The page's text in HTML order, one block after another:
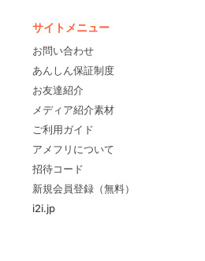
サイトメニュー
お問い合わせ
あんしん保証制度
お友達紹介
メディア紹介素材
ご利用ガイド
アメフリについて
招待コード
新規会員登録（無料）
i2i.jp